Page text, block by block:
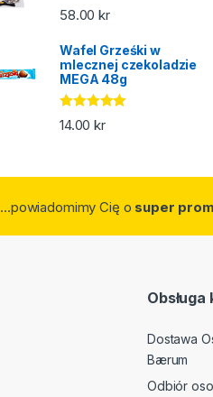
Oceniono
5.00na 5
58.00kr
Wafel Grześki w
mlecznej czekoladzie
MEGA 48g
Oceniono
5.00na 5
14.00kr
...powiadomimy Cię o super
Obsługa
Dostawa
Bærum
Odbiór